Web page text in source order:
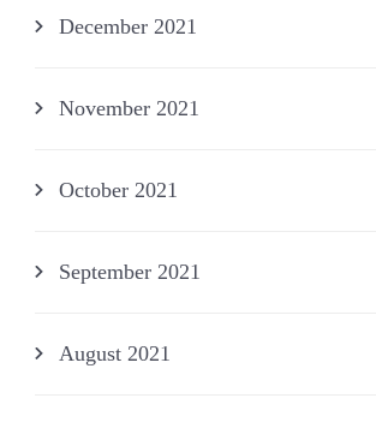
December 2021
November 2021
October 2021
September 2021
August 2021